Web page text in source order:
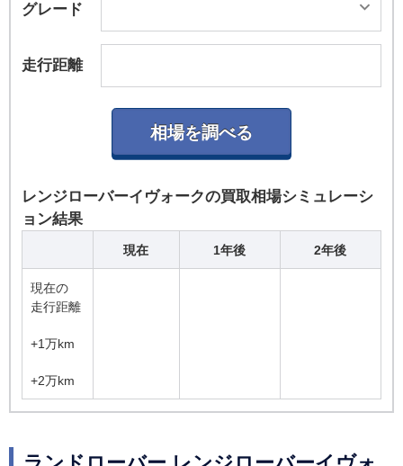
グレード
走行距離
レンジローバーイヴォークの買取相場シミュレーシ
ョン結果
現在 1年後 2年後
現在の
走行距離
+1万km
+2万km